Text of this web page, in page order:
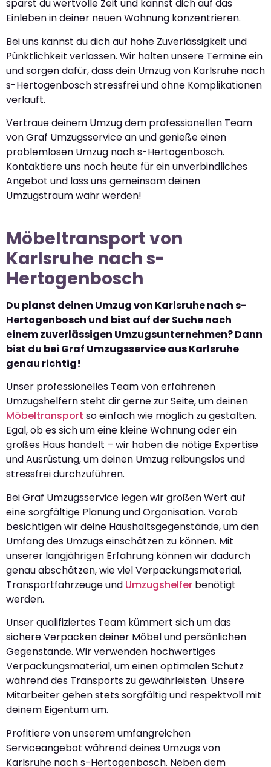
sparst du wertvolle Zeit und kannst dich auf das
Einleben in deiner neuen Wohnung konzentrieren.
Bei uns kannst du dich auf hohe Zuverlässigkeit und
Pünktlichkeit verlassen. Wir halten unsere Termine ein
und sorgen dafür, dass dein Umzug von Karlsruhe nach
s-Hertogenbosch stressfrei und ohne Komplikationen
verläuft.
Vertraue deinem Umzug dem professionellen Team
von Graf Umzugsservice an und genieße einen
problemlosen Umzug nach s-Hertogenbosch.
Kontaktiere uns noch heute für ein unverbindliches
Angebot und lass uns gemeinsam deinen
Umzugstraum wahr werden!
Möbeltransport von
Karlsruhe nach s-
Hertogenbosch
Du planst deinen Umzug von Karlsruhe nach s-
Hertogenbosch und bist auf der Suche nach
einem zuverlässigen Umzugsunternehmen? Dann
bist du bei Graf Umzugsservice aus Karlsruhe
genau richtig!
Unser professionelles Team von erfahrenen
Umzugshelfern steht dir gerne zur Seite, um deinen
Möbeltransport so einfach wie möglich zu gestalten.
Egal, ob es sich um eine kleine Wohnung oder ein
großes Haus handelt – wir haben die nötige Expertise
und Ausrüstung, um deinen Umzug reibungslos und
stressfrei durchzuführen.
Bei Graf Umzugsservice legen wir großen Wert auf
eine sorgfältige Planung und Organisation. Vorab
besichtigen wir deine Haushaltsgegenstände, um den
Umfang des Umzugs einschätzen zu können. Mit
unserer langjährigen Erfahrung können wir dadurch
genau abschätzen, wie viel Verpackungsmaterial,
Transportfahrzeuge und Umzugshelfer benötigt
werden.
Unser qualifiziertes Team kümmert sich um das
sichere Verpacken deiner Möbel und persönlichen
Gegenstände. Wir verwenden hochwertiges
Verpackungsmaterial, um einen optimalen Schutz
während des Transports zu gewährleisten. Unsere
Mitarbeiter gehen stets sorgfältig und respektvoll mit
deinem Eigentum um.
Profitiere von unserem umfangreichen
Serviceangebot während deines Umzugs von
Karlsruhe nach s-Hertogenbosch. Neben dem